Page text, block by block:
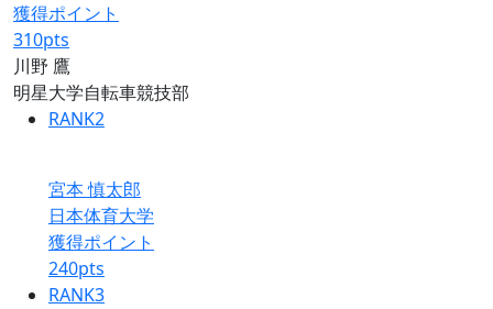
獲得ポイント
310pts
川野 鷹
明星大学自転車競技部
RANK2
宮本 慎太郎
日本体育大学
獲得ポイント
240pts
RANK3